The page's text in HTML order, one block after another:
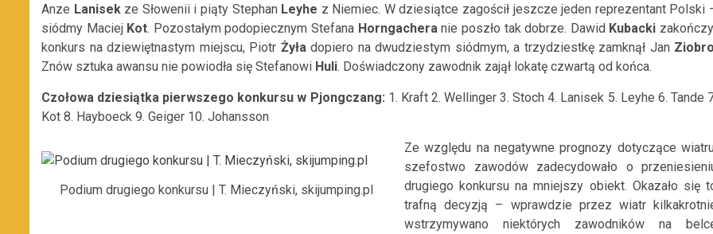
Anze Lanisekze Słowenii i piąty Stephan Leyhe z Niemiec. W dziesiątce zagościł jeszcze jeden reprezentant Polski
siódmy Maciej Kot. Pozostałym podopiecznym Stefana Horngacheranie poszło tak dobrze. Dawid Kubacki
konkurs na dziewiętnastym miejscu, Piotr Żyładopiero na dwudziestym siódmym, a trzydziestkę zamknął Jan
Znów sztuka awansu nie powiodła się Stefanowi Huli. Doświadczony zawodnik zajął lokatę czwartą od końca.
Czołowa dziesiątka pierwszego konkursu w Pjongczang: 1. Kraft 2. Wellinger 3. Stoch 4. Lanisek 5. Leyhe 6. Tande
Kot 8. Hayboeck 9. Geiger 10. Johansson
Podium drugiego konkursu | T. Mieczyński, skijumping.pl
Ze względu na negatywne prognozy dotyczące
szefostwo zawodów zadecydowało o
drugiego konkursu na mniejszy obiekt. Okazało się
trafną decyzją – wprawdzie przez wiatr
wstrzymywano niektórych zawodników na